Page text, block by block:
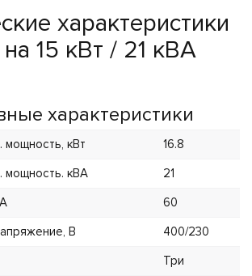
характеристики
15 кВт / 21 кВА
характеристики
мощность, кВт
16.8
мощность. кВА
21
60
В
400/230
Три